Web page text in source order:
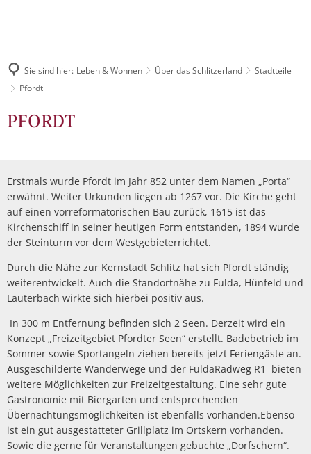
Stellenangebote
Wahlen
Flüchtlingshilfe
Stadtradeln
Bürgerbüro
Satzungen
Mitarbeitende
Stadtwerke
Leon Hilfeinseln
Kinder- und
Streetwork / Mobile
Senioren
Kultur
Freizeit
Bürgermobil
Grillplätze
Bürgerhaus
Konzertsaal LMAH
Fahrpläne
Müllabfuhr
Friedhöfe
Tourist-Information
Feste & Märkte
Unterkünfte
Gruppenangebote & Führungen
Historisches erleben
Freizeitangebote
Schlitzer Geschichten
STADTENTWICKLUNG
Bauen & Wohnen
Industrie- und Gewerbeflächen
Städtebauförderung Lebendige Zentren ISEK
Dorfentwicklung IKEK
Sie sind hier: Leben & Wohnen Über das Schlitzerland
Stadtteile
Pfordt
Pfordt
PFORDT
Erstmals wurde Pfordt im Jahr 852 unter dem Namen „Porta“
erwähnt. Weiter Urkunden liegen ab 1267 vor. Die Kirche geht
auf einen vorreformatorischen Bau zurück, 1615 ist das
Kirchenschiff in seiner heutigen Form entstanden, 1894 wurde
der Steinturm vor dem Westgebieterrichtet.
Durch die Nähe zur Kernstadt Schlitz hat sich Pfordt ständig
weiterentwickelt. Auch die Standortnähe zu Fulda, Hünfeld und
Lauterbach wirkte sich hierbei positiv aus.
In 300 m Entfernung befinden sich 2 Seen. Derzeit wird ein
Konzept „Freizeitgebiet Pfordter Seen“ erstellt. Badebetrieb im
Sommer sowie Sportangeln ziehen bereits jetzt Feriengäste an.
Ausgeschilderte Wanderwege und der FuldaRadweg R1 bieten
weitere Möglichkeiten zur Freizeitgestaltung. Eine sehr gute
Gastronomie mit Biergarten und entsprechenden
Übernachtungsmöglichkeiten ist ebenfalls vorhanden.Ebenso
ist ein gut ausgestatteter Grillplatz im Ortskern vorhanden.
Sowie die gerne für Veranstaltungen gebuchte „Dorfschern“.